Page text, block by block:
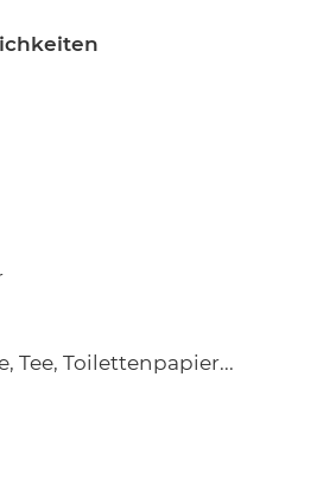
Tee, Toilettenpapier...